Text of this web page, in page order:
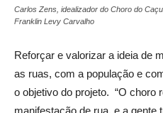
Carlos Zens, idealizador do Choro do
Franklin Levy Carvalho
Reforçar e valorizar a ideia de
as ruas, com a população e
o objetivo do projeto. “O choro
manifestação de rua, e a gente